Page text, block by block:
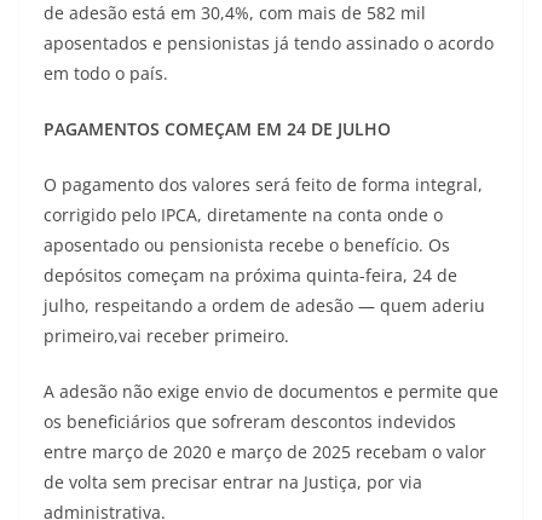
de adesão está em 30,4%, com mais de 582 mil
aposentados e pensionistas já tendo assinado o acordo
em todo o país.
PAGAMENTOS COMEÇAM EM 24 DE JULHO
O pagamento dos valores será feito de forma integral,
corrigido pelo IPCA, diretamente na conta onde o
aposentado ou pensionista recebe o benefício. Os
depósitos começam na próxima quinta-feira, 24 de
julho, respeitando a ordem de adesão — quem aderiu
primeiro,vai receber primeiro.
A adesão não exige envio de documentos e permite que
os beneficiários que sofreram descontos indevidos
entre março de 2020 e março de 2025 recebam o valor
de volta sem precisar entrar na Justiça, por via
administrativa.